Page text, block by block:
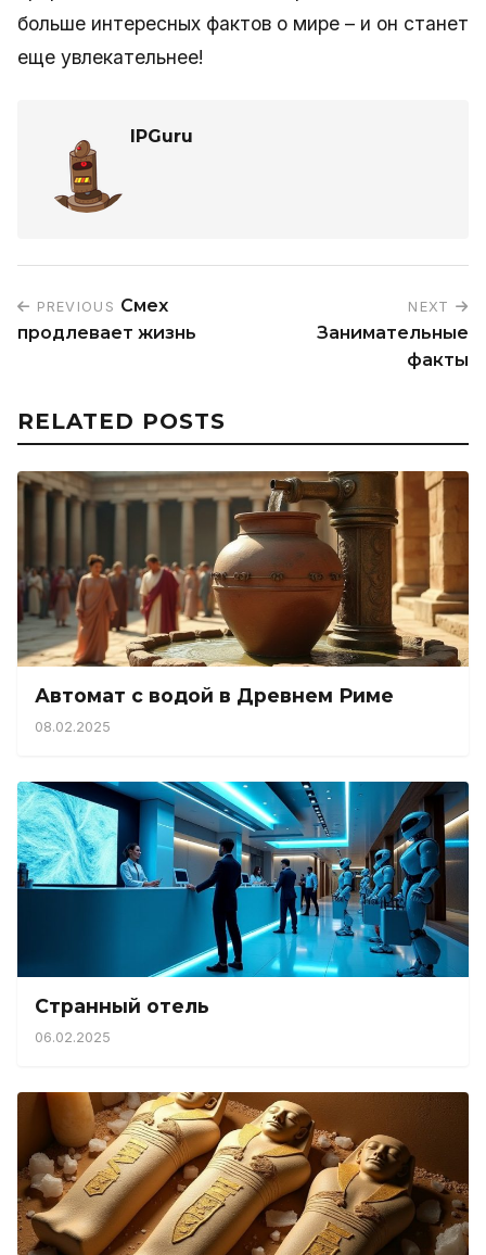
больше интересных фактов о мире – и он станет
еще увлекательнее!
IPGuru
PREVIOUS Смех
продлевает жизнь
NEXT
Занимательные
факты
RELATED POSTS
Автомат с водой в Древнем Риме
08.02.2025
Странный отель
06.02.2025